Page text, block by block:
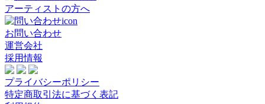
アーティストの方へ
お問い合わせ
運営会社
採用情報
プライバシーポリシー
特定商取引法に基づく表記